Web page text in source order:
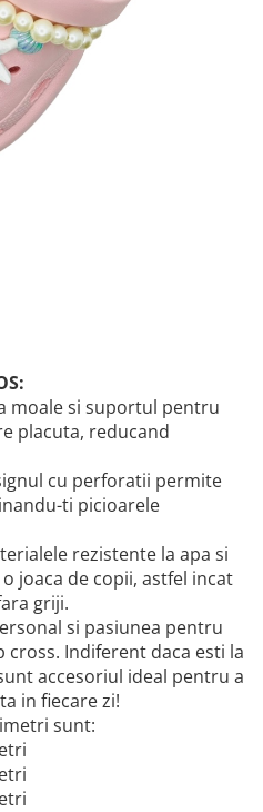
moale si suportul pentru
placuta, reducand
cu perforatii permite
ti picioarele
rezistente la apa si
joaca de copii, astfel incat
griji.
si pasiunea pentru
cross. Indiferent daca esti la
accesoriul ideal pentru a
in fiecare zi!
sunt: